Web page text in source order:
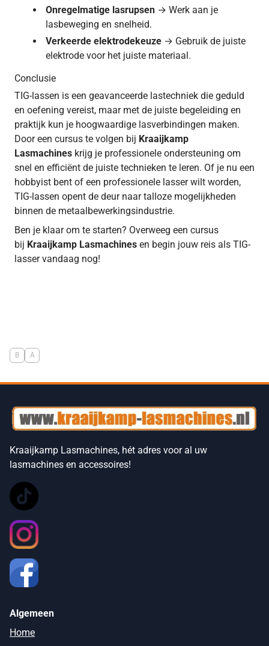
Onregelmatige lasrupsen → Werk aan je
lasbeweging en snelheid.
Verkeerde elektrodekeuze → Gebruik de juiste
elektrode voor het juiste materiaal.
Conclusie
TIG-lassen is een geavanceerde lastechniek die geduld
en oefening vereist, maar met de juiste begeleiding en
praktijk kun je hoogwaardige lasverbindingen maken.
Door een cursus te volgen bij Kraaijkamp
Lasmachines krijg je professionele ondersteuning om
snel en efficiënt de juiste technieken te leren. Of je nu een
hobbyist bent of een professionele lasser wilt worden,
TIG-lassen opent de deur naar talloze mogelijkheden
binnen de metaalbewerkingsindustrie.
Ben je klaar om te starten? Overweeg een cursus
bij Kraaijkamp Lasmachines en begin jouw reis als TIG-
lasser vandaag nog!
B A
Kraaijkamp Lasmachines, hét adres voor al uw
lasmachines en accessoires!
Algemeen
Home